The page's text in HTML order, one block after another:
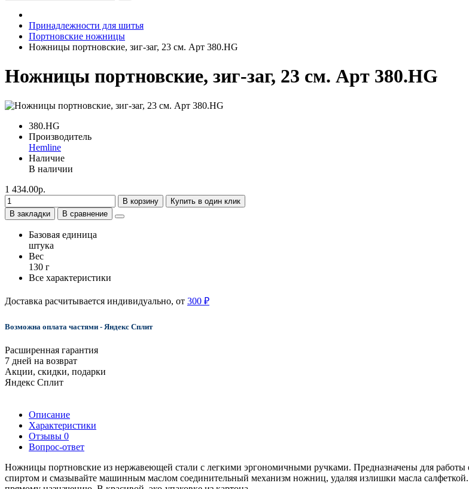
Принадлежности для шитья
Портновские ножницы
Ножницы портновские, зиг-заг, 23 см. Арт 380.HG
Ножницы портновские, зиг-заг, 23 см. Арт 380.HG
380.HG
Производитель
Hemline
Наличие
В наличии
1 434.00р.
В корзину
Купить в один клик
В закладки
В сравнение
Базовая единица
штука
Вес
130 г
Все характеристики
Доставка расчитывается индивидуально, от 300 ₽
Возможна оплата частями - Яндекс Сплит
Расширенная гарантия
7 дней на возврат
Акции, скидки, подарки
Яндекс Сплит
Описание
Характеристики
Отзывы 0
Вопрос-ответ
Ножницы портновские из нержавеющей стали с легкими эргономичными ручками. Предназначены для
спиртом и смазывайте машинным маслом соединительный механизм ножниц, удаляя излишки масла